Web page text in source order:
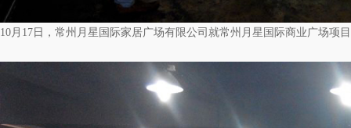
10月17日，常州月星国际家居广场有限公司就常州月星国际商业广场项